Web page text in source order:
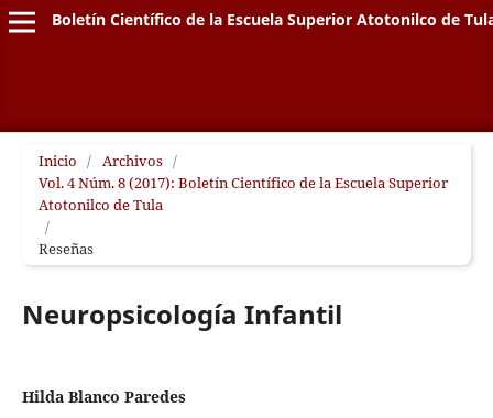
Boletín Científico de la Escuela Superior Atotonilco de
Inicio / Archivos /
Vol. 4 Núm. 8 (2017): Boletín Científico de la Escuela Superior
Atotonilco de Tula
/
Reseñas
Neuropsicología Infantil
Hilda Blanco Paredes